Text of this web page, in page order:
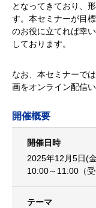
となってきており、
す。本セミナーが目
のお役に立てれば幸
しております。
なお、本セミナーで
画をオンライン配信い
開催概要
開催日時
2025年12月5日(
10:00～11:00（受
テーマ